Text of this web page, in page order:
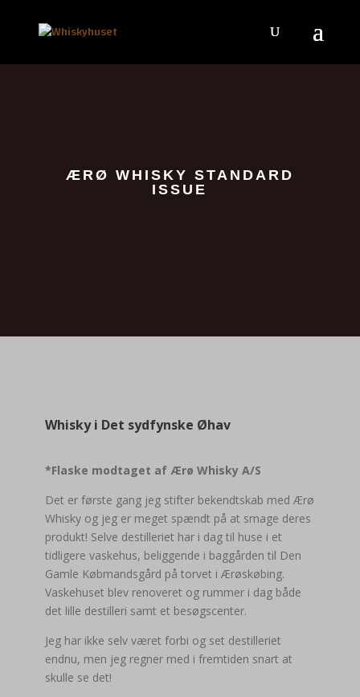
ÆRØ WHISKY STANDARD
ISSUE
Whisky i Det sydfynske Øhav
*Flaske modtaget af Ærø Whisky A/S
Det er første gang jeg stifter bekendtskab med Ærø
Whisky og jeg er meget spændt på at smage deres
produkt! Selve destilleriet har i dag til huse i et
tidligere vaskehus, beliggende i baggården til Den
Gamle Købmandsgård på torvet i Ærøskøbing.
Vaskehuset blev renoveret og rummer i dag både
det lille destilleri samt et besøgscenter.
Jeg har ikke selv været forbi og set destilleriet
endnu, men jeg regner med i fremtiden snart at
skulle se det!